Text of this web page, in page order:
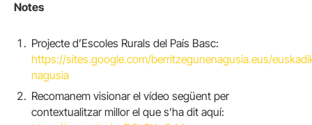
Notes
Projecte d’Escoles Rurals del País Basc:
https://sites.google.com/berritzegunenagusia.eus/
nagusia
Recomanem visionar el vídeo següent per
contextualitzar millor el que s’ha dit aquí: